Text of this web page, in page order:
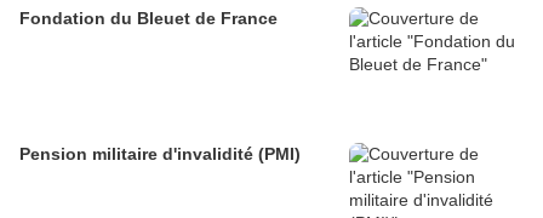
Fondation du Bleuet de France
Pension militaire d'invalidité (PMI)